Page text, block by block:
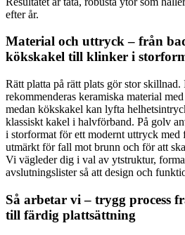
efter år.
Material och uttryck – från
kökskakel till klinker i
Rätt platta på rätt plats gör stor skillnad.
rekommenderas keramiska material
medan kökskakel kan lyfta
klassiskt kakel i halvförband. På golv
i storformat för ett modernt uttryck med
utmärkt för fall mot brunn och för att
Vi vägleder dig i val av ytstruktur,
avslutningslister så att design och
Så arbetar vi – trygg process
till färdig plattsättning